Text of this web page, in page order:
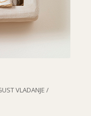
VLADANJE /